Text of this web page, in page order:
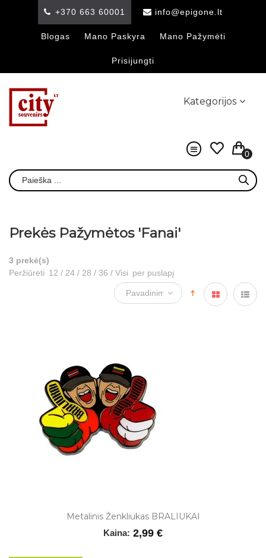
+370 663 60001 info@epigone.lt
Blogas Mano Paskyra Mano Pažymėti
Prisijungti
Kategorijos
0
Prekės Pažymėtos 'Fanai'
3 prekė(s)
Peržiūrėti 12 / 24 / 28 / 36 / Visi per puslapį
Metalinis Ženkliukas BRALIUKAI
Kaina: 2,99 €